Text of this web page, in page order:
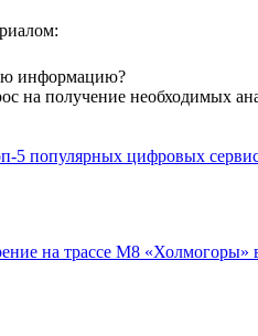
информацию?
на получение необходимых
5 популярных цифровых
на трассе М8 «Холмогоры»